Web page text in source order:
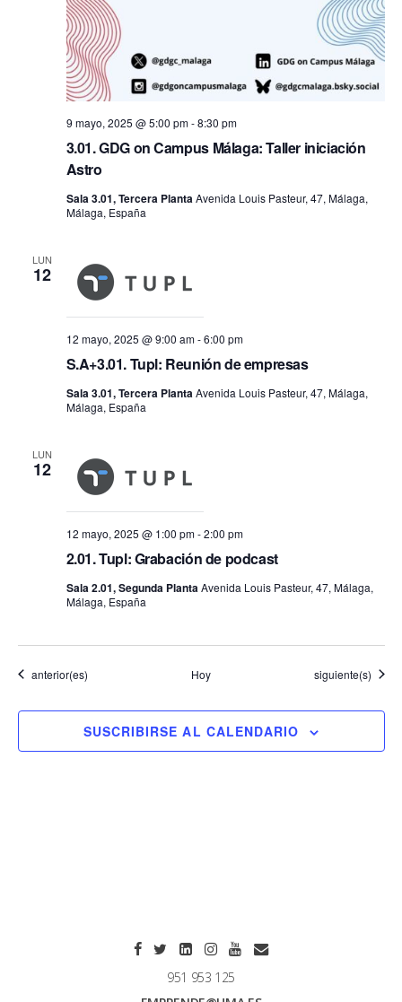
3.01. GDG on Campus Málaga: Taller iniciación
Astro
9 mayo, 2025 @ 5:00 pm-8:30 pm
Sala 3.01, Tercera PlantaAvenida Louis Pasteur, 47, Málaga,
Málaga, España
LUN
12
S.A+3.01. Tupl: Reunión de empresas
12 mayo, 2025 @ 9:00 am-6:00 pm
Sala 3.01, Tercera PlantaAvenida Louis Pasteur, 47, Málaga,
Málaga, España
LUN
12
2.01. Tupl: Grabación de podcast
12 mayo, 2025 @ 1:00 pm-2:00 pm
Sala 2.01, Segunda PlantaAvenida Louis Pasteur, 47, Málaga,
Málaga, España
Eventos
anterior(es) Hoy Eventos
siguiente(s)
SUSCRIBIRSE AL CALENDARIO
951 953 125